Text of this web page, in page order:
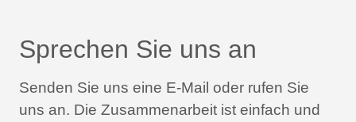
Sprechen Sie uns an
Senden Sie uns eine E-Mail oder rufen Sie
uns an. Die Zusammenarbeit ist einfach und